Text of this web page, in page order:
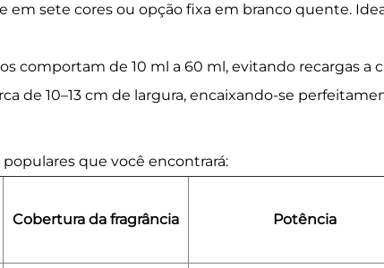
em sete cores ou opção fixa em branco quente.
comportam de 10 ml a 60 ml, evitando recargas a
de 10–13 cm de largura, encaixando-se
que você encontrará:
Cobertura da fragrância Potência